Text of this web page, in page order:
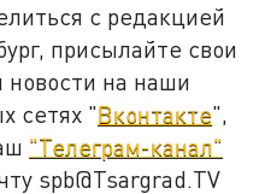
с редакцией
присылайте свои
на наши
сетях "Вконтакте",
"Телеграм-канал"
spb@Tsargrad.TV